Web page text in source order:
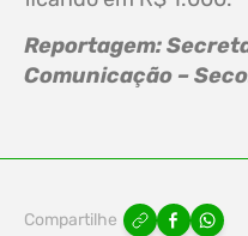
Reportagem:
Comunicação –
Compartilhe